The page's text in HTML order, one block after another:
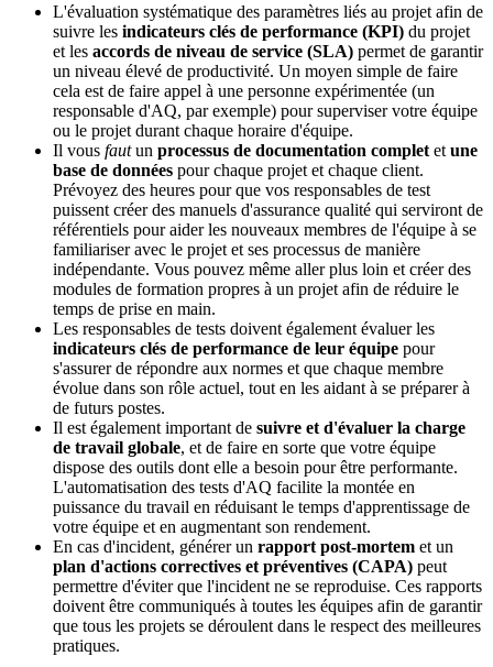
L'évaluation systématique des paramètres liés au projet afin de
suivre les indicateurs clés de performance (KPI) du projet
et les accords de niveau de service (SLA) permet de garantir
un niveau élevé de productivité. Un moyen simple de faire
cela est de faire appel à une personne expérimentée (un
responsable d'AQ, par exemple) pour superviser votre équipe
ou le projet durant chaque horaire d'équipe.
Il vous fautun processus de documentation complet et une
base de données pour chaque projet et chaque client.
Prévoyez des heures pour que vos responsables de test
puissent créer des manuels d'assurance qualité qui serviront de
référentiels pour aider les nouveaux membres de l'équipe à se
familiariser avec le projet et ses processus de manière
indépendante. Vous pouvez même aller plus loin et créer des
modules de formation propres à un projet afin de réduire le
temps de prise en main.
Les responsables de tests doivent également évaluer les
indicateurs clés de performance de leur équipe pour
s'assurer de répondre aux normes et que chaque membre
évolue dans son rôle actuel, tout en les aidant à se préparer à
de futurs postes.
Il est également important de suivre et d'évaluer la charge
de travail globale, et de faire en sorte que votre équipe
dispose des outils dont elle a besoin pour être performante.
L'automatisation des tests d'AQ facilite la montée en
puissance du travail en réduisant le temps d'apprentissage de
votre équipe et en augmentant son rendement.
En cas d'incident, générer un rapport post-mortem et un
plan d'actions correctives et préventives (CAPA) peut
permettre d'éviter que l'incident ne se reproduise. Ces rapports
doivent être communiqués à toutes les équipes afin de garantir
que tous les projets se déroulent dans le respect des meilleures
pratiques.